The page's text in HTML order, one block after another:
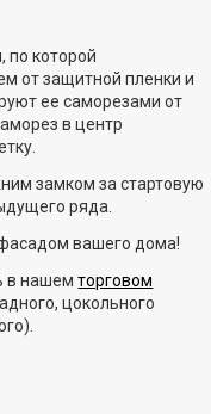
по которой
от защитной пленки и
ее саморезами от
в центр
замком за стартовую
ряда.
вашего дома!
в нашемторговом
цокольного